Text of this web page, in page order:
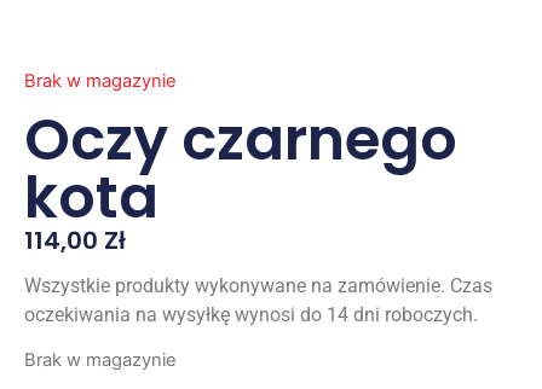
Brak w magazynie
Oczy czarnego
kota
114,00 Zł
Wszystkie produkty wykonywane na zamówienie. Czas
oczekiwania na wysyłkę wynosi do 14 dni roboczych.
Brak w magazynie